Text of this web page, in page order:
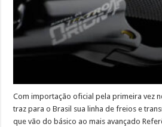
Com importação oficial pela primeira vez
traz para o Brasil sua linha de freios e
que vão do básico ao mais avançado